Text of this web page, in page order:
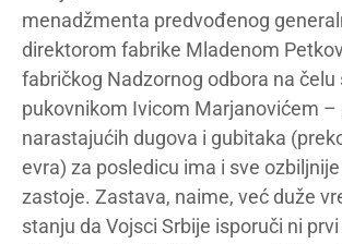
menadžmenta predvođenog
direktorom fabrike Mladenom
fabričkog Nadzornog odbora na čelu
pukovnikom Ivicom Marjanovićem –
narastajućih dugova i gubitaka
evra) za posledicu ima i sve
zastoje. Zastava, naime, već duže
stanju da Vojsci Srbije isporuči ni